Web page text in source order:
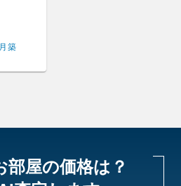
築
部屋の価格は？